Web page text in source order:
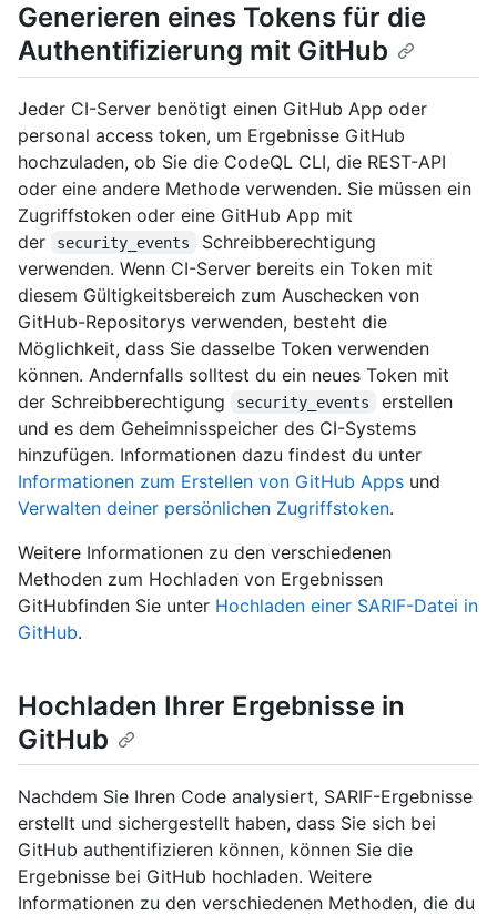
Generieren eines Tokens für die
Authentifizierung mit GitHub
Jeder CI-Server benötigt einen GitHub App oder
personal access token, um Ergebnisse GitHub
hochzuladen, ob Sie die CodeQL CLI, die REST-API
oder eine andere Methode verwenden. Sie müssen ein
Zugriffstoken oder eine GitHub App mit
der
security_events
Schreibberechtigung
verwenden. Wenn CI-Server bereits ein Token mit
diesem Gültigkeitsbereich zum Auschecken von
GitHub-Repositorys verwenden, besteht die
Möglichkeit, dass Sie dasselbe Token verwenden
können. Andernfalls solltest du ein neues Token mit
der Schreibberechtigung
security_events
erstellen
und es dem Geheimnisspeicher des CI-Systems
hinzufügen. Informationen dazu findest du unter
Informationen zum Erstellen von GitHub Apps und
Verwalten deiner persönlichen Zugriffstoken.
Weitere Informationen zu den verschiedenen
Methoden zum Hochladen von Ergebnissen
GitHubfinden Sie unter Hochladen einer SARIF-Datei in
GitHub.
Hochladen Ihrer Ergebnisse in
GitHub
Nachdem Sie Ihren Code analysiert, SARIF-Ergebnisse
erstellt und sichergestellt haben, dass Sie sich bei
GitHub authentifizieren können, können Sie die
Ergebnisse bei GitHub hochladen. Weitere
Informationen zu den verschiedenen Methoden, die du